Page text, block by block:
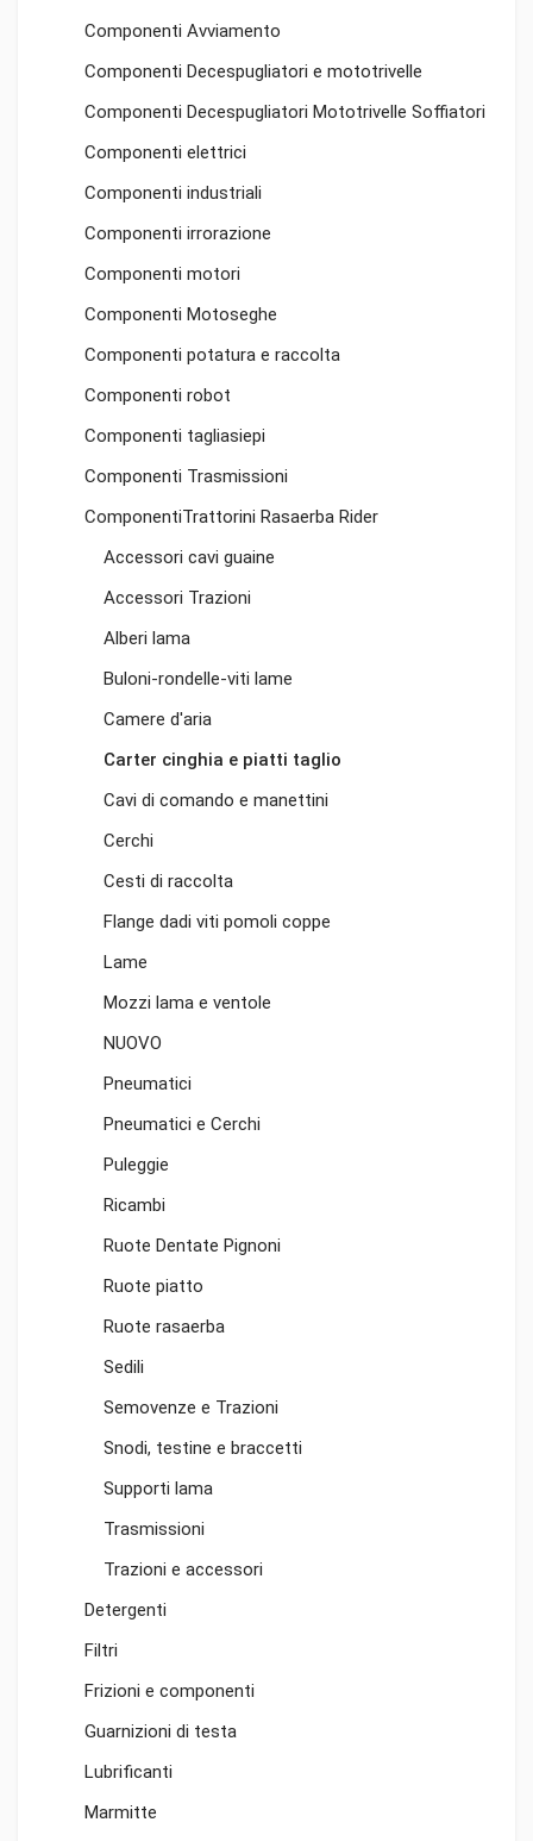
Componenti Avviamento
Componenti Decespugliatori e mototrivelle
Componenti Decespugliatori Mototrivelle Soffiatori
Componenti elettrici
Componenti industriali
Componenti irrorazione
Componenti motori
Componenti Motoseghe
Componenti potatura e raccolta
Componenti robot
Componenti tagliasiepi
Componenti Trasmissioni
ComponentiTrattorini Rasaerba Rider
Accessori cavi guaine
Accessori Trazioni
Alberi lama
Buloni-rondelle-viti lame
Camere d'aria
Carter cinghia e piatti taglio
Cavi di comando e manettini
Cerchi
Cesti di raccolta
Flange dadi viti pomoli coppe
Lame
Mozzi lama e ventole
NUOVO
Pneumatici
Pneumatici e Cerchi
Puleggie
Ricambi
Ruote Dentate Pignoni
Ruote piatto
Ruote rasaerba
Sedili
Semovenze e Trazioni
Snodi, testine e braccetti
Supporti lama
Trasmissioni
Trazioni e accessori
Detergenti
Filtri
Frizioni e componenti
Guarnizioni di testa
Lubrificanti
Marmitte